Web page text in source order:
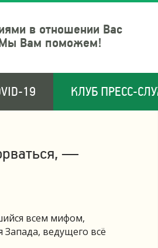
в отношении Вас
Мы Вам поможем!
19 КЛУБ ПРЕСС-
—
всем мифом,
ведущего всё